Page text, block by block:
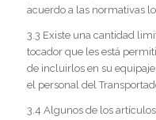
acuerdo a las normativas
3.3 Existe una cantidad
tocador que les está
de incluirlos en su
el personal del
3.4 Algunos de los